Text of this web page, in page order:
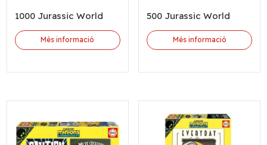
1000 Jurassic World
Més informació
500 Jurassic World
Més informació